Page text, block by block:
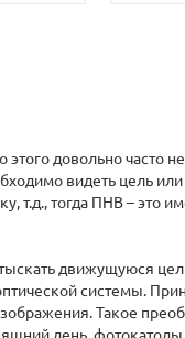
довольно часто не
видеть цель
т.д., тогда ПНВ – это
движущуюся
системы.
Такое
день,